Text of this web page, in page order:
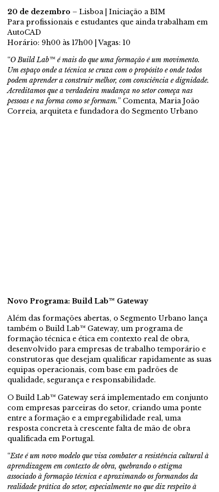
20 de dezembro – Lisboa | Iniciação a BIM
Para profissionais e estudantes que ainda trabalham em
AutoCAD
Horário: 9h00 às 17h00 | Vagas: 10
“O Build Lab™️ é mais do que uma formação é um movimento.
Um espaço onde a técnica se cruza com o propósito e onde todos
podem aprender a construir melhor, com consciência e dignidade.
Acreditamos que a verdadeira mudança no setor começa nas
pessoas e na forma como se formam.” Comenta, Maria João
Correia, arquiteta e fundadora do Segmento Urbano
Novo Programa: Build Lab™️ Gateway
Além das formações abertas, o Segmento Urbano lança
também o Build Lab™️ Gateway, um programa de
formação técnica e ética em contexto real de obra,
desenvolvido para empresas de trabalho temporário e
construtoras que desejam qualificar rapidamente as suas
equipas operacionais, com base em padrões de
qualidade, segurança e responsabilidade.
O Build Lab™️ Gateway será implementado em conjunto
com empresas parceiras do setor, criando uma ponte
entre a formação e a empregabilidade real, uma
resposta concreta à crescente falta de mão de obra
qualificada em Portugal.
“Este é um novo modelo que visa combater a resistência cultural à
aprendizagem em contexto de obra, quebrando o estigma
associado à formação técnica e aproximando os formandos da
realidade prática do setor, especialmente no que diz respeito à